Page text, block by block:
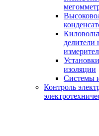
делители
изоляции
Системы
Контроль